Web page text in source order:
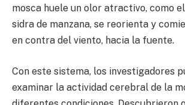
mosca huele un olor atractivo, como
sidra de manzana, se reorienta y
en contra del viento, hacia la fuente.
Con este sistema, los investigadores
examinar la actividad cerebral de la